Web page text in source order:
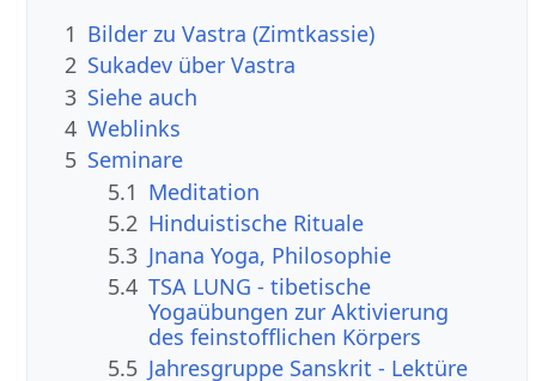
1 Bilder zu Vastra (Zimtkassie)
2 Sukadev über Vastra
3 Siehe auch
4 Weblinks
5 Seminare
5.1 Meditation
5.2 Hinduistische Rituale
5.3 Jnana Yoga, Philosophie
5.4 TSA LUNG - tibetische
Yogaübungen zur Aktivierung
des feinstofflichen Körpers
5.5 Jahresgruppe Sanskrit - Lektüre